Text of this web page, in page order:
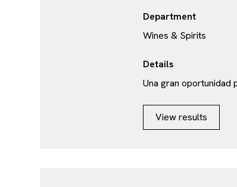
Department
Wines & Spirits
Details
Una gran oportunidad
View results